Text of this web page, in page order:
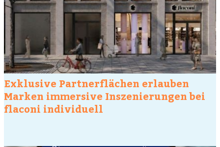
Exklusive Partnerflächen erlauben
Marken immersive Inszenierungen bei
flaconi individuell